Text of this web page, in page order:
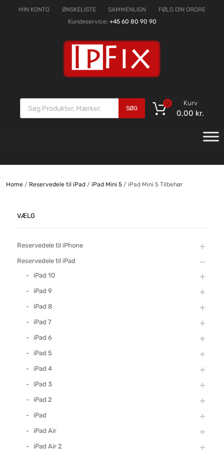
MIN KONTO ØNSKELISTE SAMMENLIGN
FØLG DIN ORDRE
Kundeservice: +45 60 80 90 90
SØG
Kurv
0,00 kr.
0
Home/ Reservedele til iPad/ iPad Mini 5/ iPad Mini 5 Tilbehør
VÆLG
Reservedele til iPhone
Reservedele til iPad
iPad 10
iPad 9
iPad 8
iPad 7
iPad 6
iPad 5
iPad 4
iPad 3
iPad 2
iPad
iPad Air
iPad Air 2